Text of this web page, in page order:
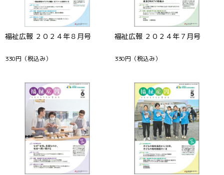
福祉広報 ２０２４年８月号
330円 （税込み）
福祉広報 ２０２４年７月号
330円 （税込み）